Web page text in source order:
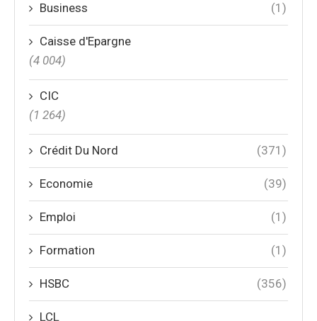
Business (1)
Caisse d'Epargne
(4 004)
CIC
(1 264)
Crédit Du Nord (371)
Economie (39)
Emploi (1)
Formation (1)
HSBC (356)
LCL